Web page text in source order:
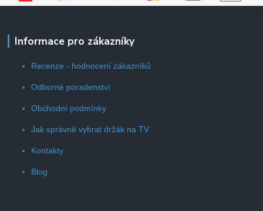
Informace pro zákazníky
Recenze - hodnocení zákazníků
Odborné poradenství
Obchodní podmínky
Jak správně vybrat držák na TV
Kontakty
Blog